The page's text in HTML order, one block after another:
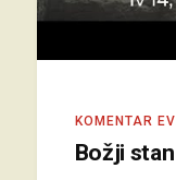
KOMENTAR
Božji